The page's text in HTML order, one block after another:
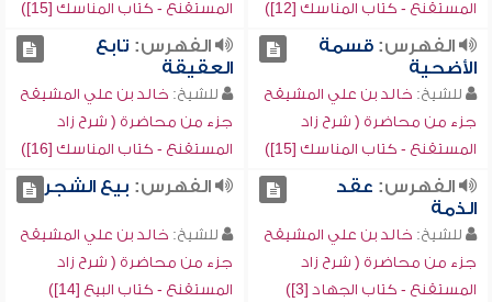
المستقنع - كتاب المناسك [12])
المستقنع - كتاب المناسك [15])
الفهرس:قسمة
الأضحية
للشيخ: خالد بن علي المشيقح
جزء من محاضرة ( شرح زاد
المستقنع - كتاب المناسك [15])
الفهرس: تابع
العقيقة
للشيخ: خالد بن علي المشيقح
جزء من محاضرة ( شرح زاد
المستقنع - كتاب المناسك [16])
الفهرس: عقد
الذمة
للشيخ: خالد بن علي المشيقح
جزء من محاضرة ( شرح زاد
المستقنع - كتاب الجهاد [3])
الفهرس: بيع الشجر
للشيخ: خالد بن علي المشيقح
جزء من محاضرة ( شرح زاد
المستقنع - كتاب البيع [14])